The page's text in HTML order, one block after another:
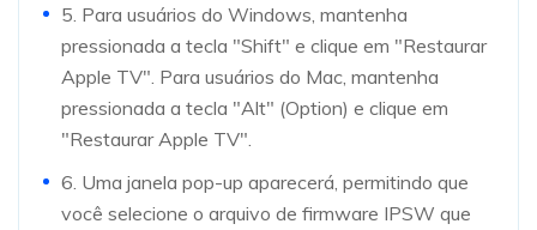
5. Para usuários do Windows, mantenha
pressionada a tecla "Shift" e clique em "Restaurar
Apple TV". Para usuários do Mac, mantenha
pressionada a tecla "Alt" (Option) e clique em
"Restaurar Apple TV".
6. Uma janela pop-up aparecerá, permitindo que
você selecione o arquivo de firmware IPSW que